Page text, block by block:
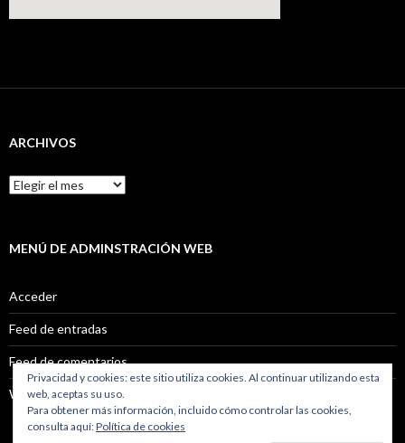
ARCHIVOS
Archivos
MENÚ DE ADMINSTRACIÓN WEB
Acceder
Feed de entradas
Feed de comentarios
WordPress.org
Privacidad y cookies: este sitio utiliza cookies. Al continuar utilizando esta
web, aceptas su uso.
Para obtener más información, incluido cómo controlar las cookies,
consulta aquí:Política de cookies